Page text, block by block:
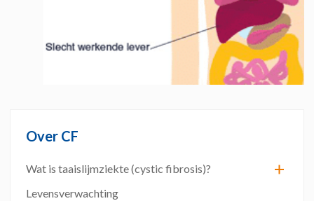
Over CF
Wat is taaislijmziekte (cystic fibrosis)?
Levensverwachting